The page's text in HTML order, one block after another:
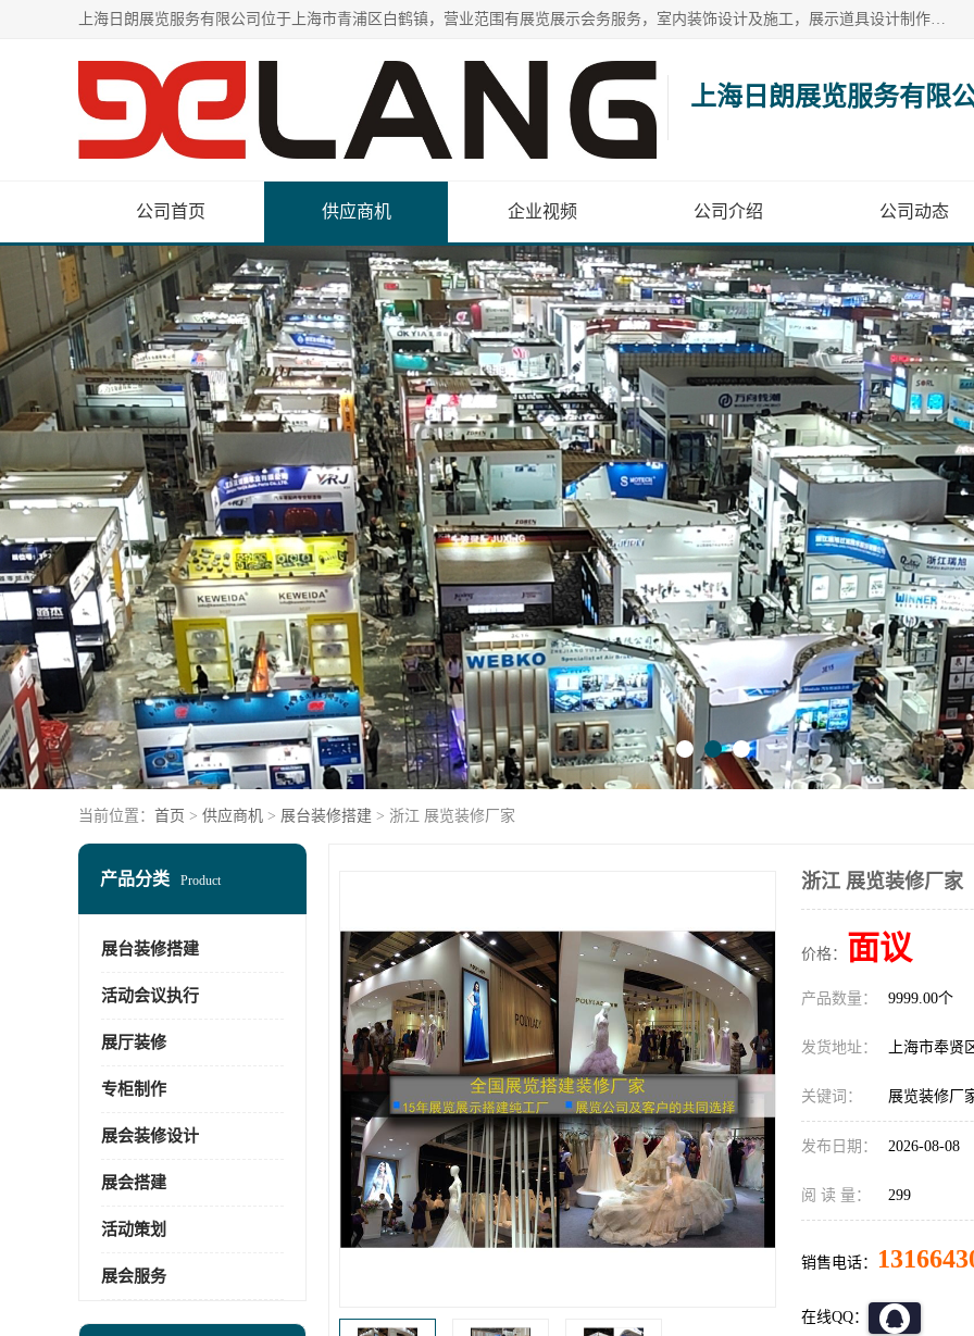
上海日朗展览服务有限公司位于上海市青浦区白鹤镇，营业范围有展览展示会务服务，室内装饰设计及施工，展示道具设计制作，舞台设计，图文设计，灯箱制作，园林绿化工程，广告装潢材料，建筑材料，办公用品，工艺礼品日用百货销售。
上海日朗展览服务有限
公司首页 供应商机 企业视频 公司介绍 公司动态
当前位置： 首页 > 供应商机 > 展台装修搭建 > 浙江 展览装修厂家
产品分类 Product
展台装修搭建
活动会议执行
展厅装修
专柜制作
展会装修设计
展会搭建
活动策划
展会服务
浙江 展览装修厂家
价格： 面议
产品数量： 9999.00个
发货地址： 上海市奉贤
关键词： 展览装修厂
发布日期： 2026-08-08
阅 读 量： 299
销售电话：
在线QQ：